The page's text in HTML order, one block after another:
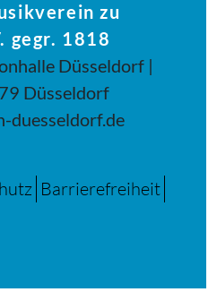
zu
gegr. 1818
Düsseldorf |
Düsseldorf
duesseldorf.de
Barrierefreiheit